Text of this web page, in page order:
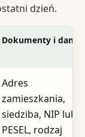
dzień.
Dokumenty i dane
Adres
zamieszkania,
siedziba, NIP lub
PESEL, rodzaj